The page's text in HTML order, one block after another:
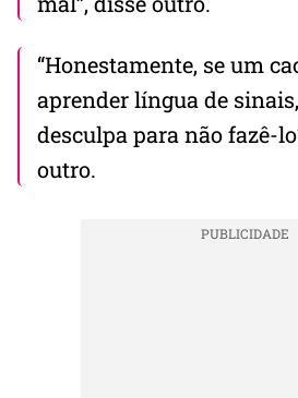
“Honestamente, se um
aprender língua de
desculpa para não fazê-
outro.